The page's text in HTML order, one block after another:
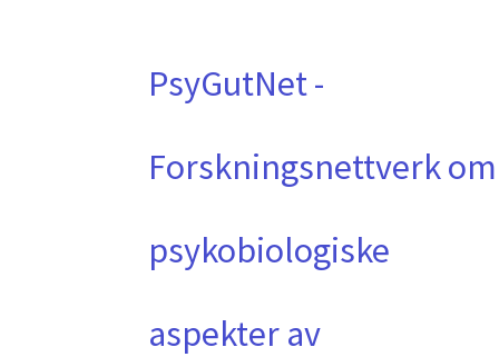
PsyGutNet -
Forskningsnettverk om
psykobiologiske
aspekter av